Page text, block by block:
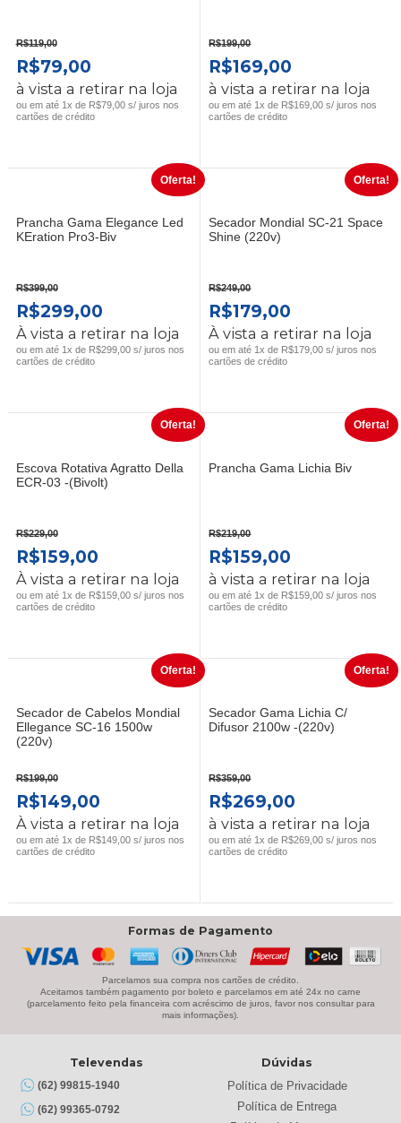
R$119,00
O
PREÇO
ORIGINAL
R$79,00O
PREÇO
ATUAL
à vista a retirar na loja
ou em até 1x de R$79,00 s/ juros nos
cartões de crédito
R$199,00
O
PREÇO
ORIGINAL
R$169,00
PREÇO
ATUAL
à vista a retirar na loja
ou em até 1x de R$169,00 s/ juros nos
cartões de crédito
Oferta!
Prancha Gama Elegance Led
KEration Pro3-Biv
R$399,00
O
PREÇO
ORIGINAL
R$299,00O
PREÇO
ATUAL
À vista a retirar na loja
ou em até 1x de R$299,00 s/ juros nos
cartões de crédito
Oferta!
Secador Mondial SC-21 Space
Shine (220v)
R$249,00
O
PREÇO
ORIGINAL
R$179,00
PREÇO
ATUAL
À vista a retirar na loja
ou em até 1x de R$179,00 s/ juros nos
cartões de crédito
Oferta!
Escova Rotativa Agratto Della
ECR-03 -(Bivolt)
R$229,00
O
PREÇO
ORIGINAL
R$159,00O
PREÇO
ATUAL
À vista a retirar na loja
ou em até 1x de R$159,00 s/ juros nos
cartões de crédito
Oferta!
Prancha Gama Lichia Biv
R$219,00
O
PREÇO
ORIGINAL
R$159,00
PREÇO
ATUAL
à vista a retirar na loja
ou em até 1x de R$159,00 s/ juros nos
cartões de crédito
Oferta!
Secador de Cabelos Mondial
Ellegance SC-16 1500w
(220v)
R$199,00
O
PREÇO
ORIGINAL
R$149,00O
PREÇO
ATUAL
À vista a retirar na loja
ou em até 1x de R$149,00 s/ juros nos
cartões de crédito
Oferta!
Secador Gama Lichia C/
Difusor 2100w -(220v)
R$359,00
O
PREÇO
ORIGINAL
R$269,00
PREÇO
ATUAL
à vista a retirar na loja
ou em até 1x de R$269,00 s/ juros nos
cartões de crédito
Formas de Pagamento
Parcelamos sua compra nos cartões de crédito.
Aceitamos também pagamento por boleto e parcelamos em até 24x no carne
(parcelamento feito pela financeira com acréscimo de juros, favor nos consultar para
mais informações).
Televendas
(62) 99815-1940
(62) 99365-0792
Dúvidas
Política de Privacidade
Política de Entrega